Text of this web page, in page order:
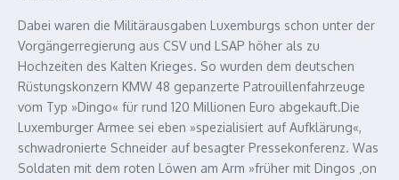
Dabei waren die Militärausgaben Luxemburgs schon unter der
Vorgängerregierung aus CSV und LSAP höher als zu
Hochzeiten des Kalten Krieges. So wurden dem deutschen
Rüstungskonzern KMW 48 gepanzerte Patrouillenfahrzeuge
vom Typ »Dingo« für rund 120 Millionen Euro abgekauft.Die
Luxemburger Armee sei eben »spezialisiert auf Aufklärung«,
schwadronierte Schneider auf besagter Pressekonferenz. Was
Soldaten mit dem roten Löwen am Arm »früher mit Dingos ‚on